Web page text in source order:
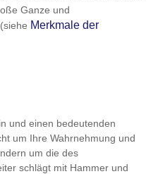
Ganze und
Merkmale der
und einen bedeutenden
um Ihre Wahrnehmung und
um die des
schlägt mit Hammer und